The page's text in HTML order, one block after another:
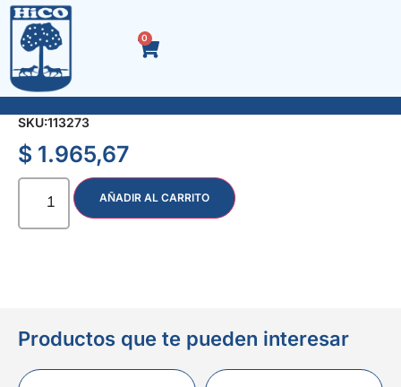
0
SEPARADOR CERAMICA CRUZ 5.5 mm. x 150 u.
SKU:113273
$ 1.965,67
AÑADIR AL CARRITO
Productos que te pueden interesar